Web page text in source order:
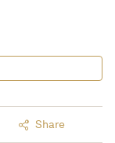
Share